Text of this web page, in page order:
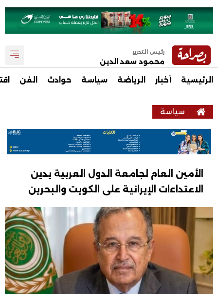
رئيس التحرير
محمود سعد الدين
الرئيسية أخبار الرياضة سياسة حوادث الفن
سياسة
الأمين العام لجامعة الدول العربية يدين
الاعتداءات الإيرانية على الكويت والبحرين